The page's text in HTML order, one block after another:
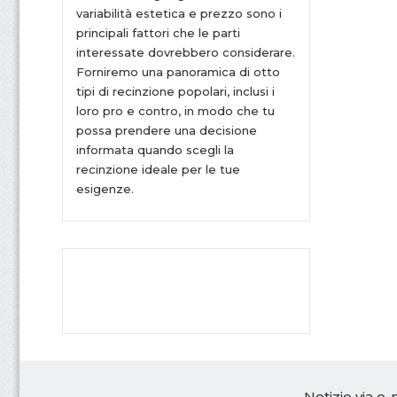
variabilità estetica e prezzo sono i
principali fattori che le parti
interessate dovrebbero considerare.
Forniremo una panoramica di otto
tipi di recinzione popolari, inclusi i
loro pro e contro, in modo che tu
possa prendere una decisione
informata quando scegli la
recinzione ideale per le tue
esigenze.